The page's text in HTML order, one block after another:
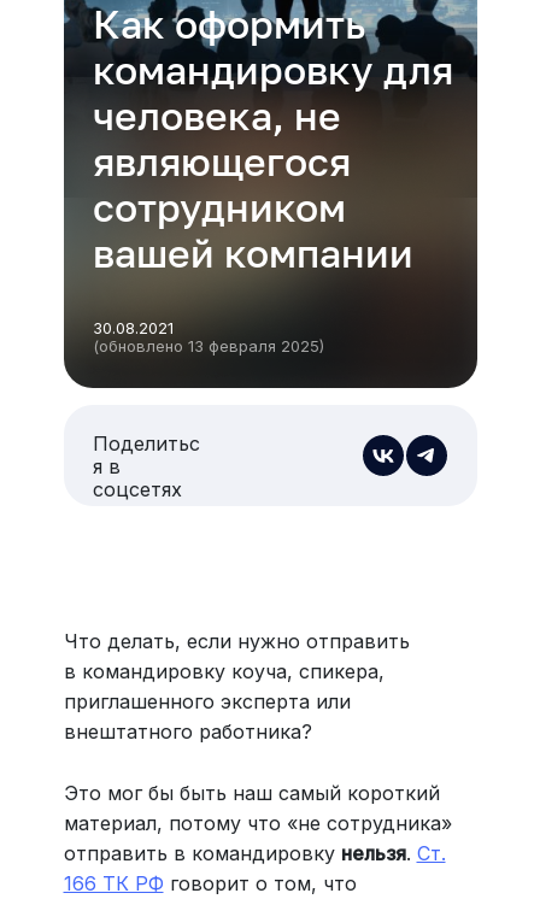
Как оформить
командировку для
человека, не
являющегося
сотрудником
вашей компании
30.08.2021
(обновлено 13 февраля 2025)
Поделитьс
я в
соцсетях
Что делать, если нужно отправить
в командировку коуча, спикера,
приглашенного эксперта или
внештатного работника?
Это мог бы быть наш самый короткий
материал, потому что «не сотрудника»
отправить в командировку нельзя. Ст.
166 ТК РФ говорит о том, что